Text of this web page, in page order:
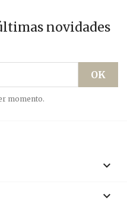
novidades
momento.

